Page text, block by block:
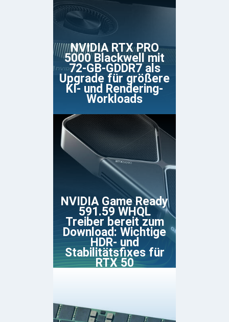
NVIDIA RTX PRO
5000 Blackwell mit
72-GB-GDDR7 als
Upgrade für größere
KI- und Rendering-
Workloads
NVIDIA Game Ready
591.59 WHQL
Treiber bereit zum
Download: Wichtige
HDR- und
Stabilitätsfixes für
RTX 50